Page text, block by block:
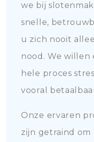
we bij
snelle,
u zich nooit
nood. We
hele proces
vooral
Onze ervaren
zijn getraind